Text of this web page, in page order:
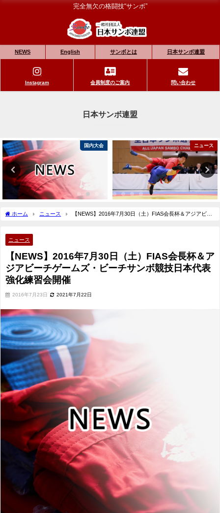
完全無欠の格闘技“サンボ”
NEWS English サンボとは 日本サンボ連盟
Instagram 会員制度のご案内 問い合わせ
日本サンボ連盟
国内大会 ニュース
ホーム ニュース
【NEWS】2016年7月30日（土）FIAS会長杯＆アジアビー
ニュース
【NEWS】2016年7月30日（土）FIAS会長杯＆ア
ジアビーチゲームズ・ビーチサンボ競技日本代表
強化練習会開催
2016年7月23日 2021年7月22日